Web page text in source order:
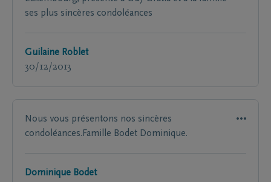
ses plus sincères condoléances
Guilaine Roblet
30/12/2013
Nous vous présentons nos sincères
condoléances.Famille Bodet Dominique.
Dominique Bodet